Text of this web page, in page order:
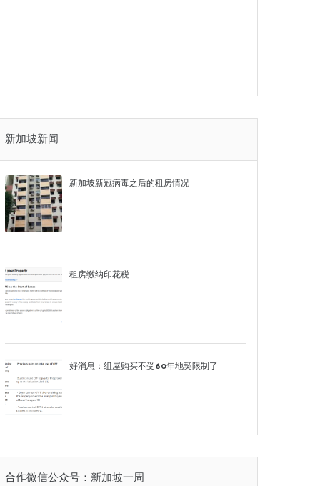
新加坡新闻
新加坡新冠病毒之后的租房情况
租房缴纳印花税
好消息：组屋购买不受60年地契限制了
合作微信公众号：新加坡一周